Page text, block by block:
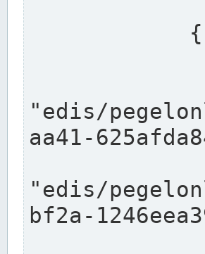
"edis/
aa41-
"edis/
bf2a-